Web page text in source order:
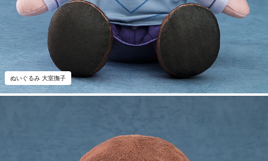
ぬいぐるみ 大室撫子